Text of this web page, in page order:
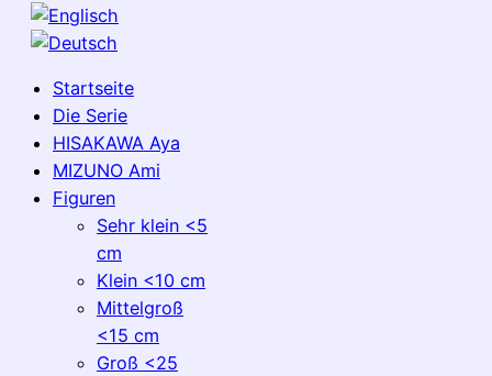
Startseite
Die Serie
HISAKAWA Aya
MIZUNO Ami
Figuren
Sehr klein <5
cm
Klein <10 cm
Mittelgroß
<15 cm
Groß <25